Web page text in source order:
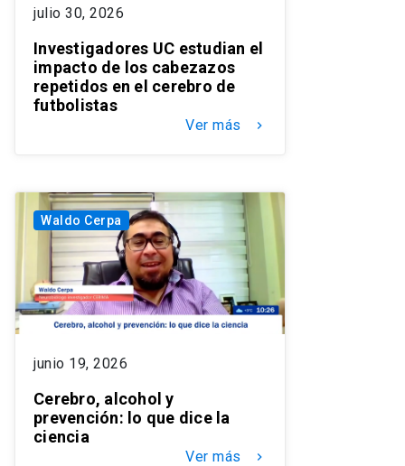
julio 30, 2026
Investigadores UC estudian el
impacto de los cabezazos
repetidos en el cerebro de
futbolistas
Ver más keyboard_arrow_right
Waldo Cerpa
junio 19, 2026
Cerebro, alcohol y
prevención: lo que dice la
ciencia
Ver más keyboard_arrow_right